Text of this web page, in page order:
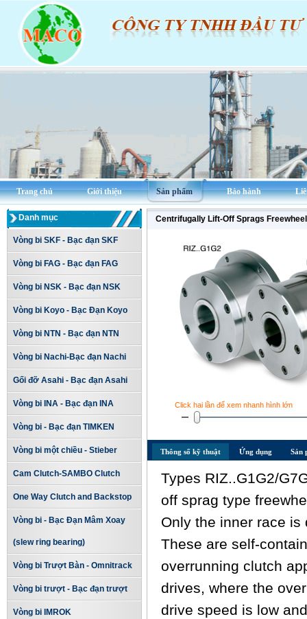
Trang chủ Giới thiệu Sản phẩm Bảo hành
Danh mục
Vòng bi SKF - Bạc đạn SKF
Vòng bi FAG - Bạc đạn FAG
Vòng bi NSK - Bạc đạn NSK
Vòng bi Koyo - Bạc Đạn Koyo
Vòng bi NTN - Bạc đạn NTN
Vòng bi Nachi-Bạc đạn Nachi
Gối đỡ Asahi - Bạc đạn Asahi
Vòng bi INA - Bạc đạn INA
Vòng bi - Bạc đạn TIMKEN
Vòng bi một chiều - Stieber
Cam Clutch-SAMBO Clutch
One Way Clutch and Backstop
Vòng bi - Bạc Đạn Mâm Xoay
(slew ring bearing)
Vòng bi Trượt Bàn - Omnitrack
Vòng bi trượt - Bạc đạn trượt
Vòng bi IMROK
Centrifugally Lift-Off Sprags
Click hai lần để xem nhanh hình lớn
Thông số kỹ thuật Ứng dụng Sản
Types RIZ..G1G2/
off sprag type
Only the inner race
These are self-
overrunning clutch
drives, where the
drive speed is low